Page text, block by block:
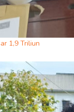
1,9 Triliun